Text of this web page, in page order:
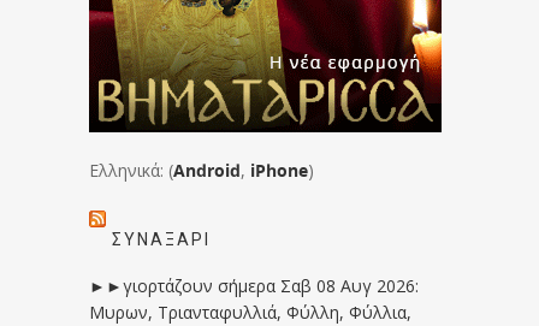
Ελληνικά: (Android, iPhone)
ΣΥΝΑΞΆΡΙ
►►γιορτάζουν σήμερα Σαβ 08 Αυγ 2026:
Μυρων, Τριανταφυλλιά, Φύλλη, Φύλλια,